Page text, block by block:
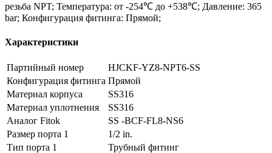
резьба NPT; Температура: от -254℃ до +538℃; Давление: 365
bar; Конфигурация фитинга: Прямой;
Характеристики
Партийный номер
HJCKF-YZ8-NPT6-SS
Конфигурация фитинга Прямой
Материал корпуса
SS316
Материал уплотнения
SS316
Аналог Fitok
SS -BCF-FL8-NS6
Размер порта 1
1/2 in.
Тип порта 1
Трубный фитинг